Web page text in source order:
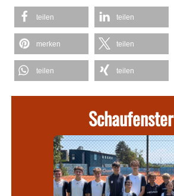
teilen teilen
merken teilen
teilen teilen
Schaufenster